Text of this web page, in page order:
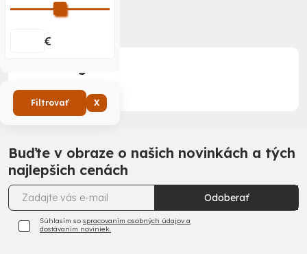
€
Filtrovať X
Buďte v obraze o našich novinkách a tých
najlepšich cenách
Odoberať
Súhlasím so spracovaním osobných údajov a
dostávaním noviniek.